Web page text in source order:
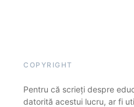
COPYRIGHT
Pentru că scrieți despre
datorită acestui lucru, ar fi